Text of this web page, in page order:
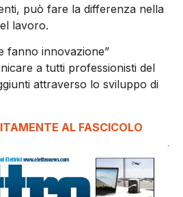
può fare la differenza nella
lavoro.
fanno innovazione”
a tutti professionisti del
attraverso lo sviluppo di
AL FASCICOLO